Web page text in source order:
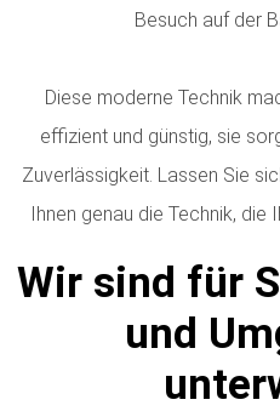
Besuch auf der
Diese moderne Technik
effizient und günstig, sie
Zuverlässigkeit. Lassen Sie
Ihnen genau die Technik, die
Wir sind für
und